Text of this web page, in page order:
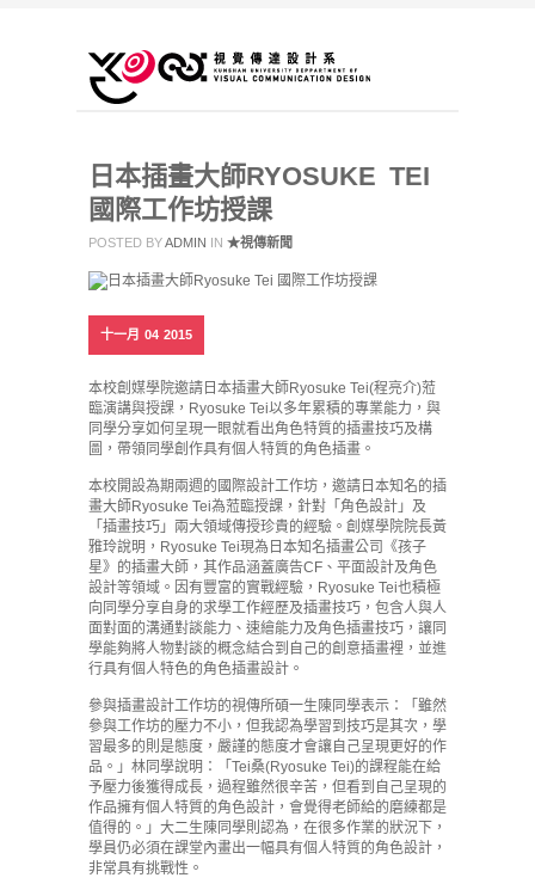
日本插畫大師RYOSUKE TEI
國際工作坊授課
POSTED BYADMIN IN ★視傳新聞
十一月 04 2015
本校創媒學院邀請日本插畫大師Ryosuke Tei(程亮介)蒞
臨演講與授課，Ryosuke Tei以多年累積的專業能力，與
同學分享如何呈現一眼就看出角色特質的插畫技巧及構
圖，帶領同學創作具有個人特質的角色插畫。
本校開設為期兩週的國際設計工作坊，邀請日本知名的插
畫大師Ryosuke Tei為蒞臨授課，針對「角色設計」及
「插畫技巧」兩大領域傳授珍貴的經驗。創媒學院院長黃
雅玲說明，Ryosuke Tei現為日本知名插畫公司《孩子
星》的插畫大師，其作品涵蓋廣告CF、平面設計及角色
設計等領域。因有豐富的實戰經驗，Ryosuke Tei也積極
向同學分享自身的求學工作經歷及插畫技巧，包含人與人
面對面的溝通對談能力、速繪能力及角色插畫技巧，讓同
學能夠將人物對談的概念結合到自己的創意插畫裡，並進
行具有個人特色的角色插畫設計。
參與插畫設計工作坊的視傳所碩一生陳同學表示：「雖然
參與工作坊的壓力不小，但我認為學習到技巧是其次，學
習最多的則是態度，嚴謹的態度才會讓自己呈現更好的作
品。」林同學說明：「Tei桑(Ryosuke Tei)的課程能在給
予壓力後獲得成長，過程雖然很辛苦，但看到自己呈現的
作品擁有個人特質的角色設計，會覺得老師給的磨練都是
值得的。」大二生陳同學則認為，在很多作業的狀況下，
學員仍必須在課堂內畫出一幅具有個人特質的角色設計，
非常具有挑戰性。